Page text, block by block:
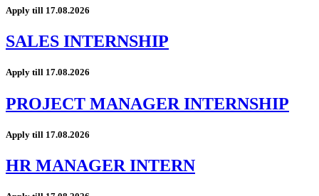
Apply till 17.08.2026
SALES INTERNSHIP
Apply till 17.08.2026
PROJECT MANAGER INTERNSHIP
Apply till 17.08.2026
HR MANAGER INTERN